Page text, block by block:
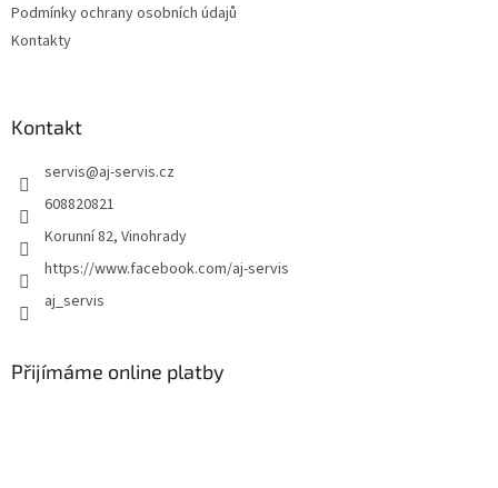
Podmínky ochrany osobních údajů
Kontakty
Kontakt
servis@aj-servis.cz
608820821
Korunní 82, Vinohrady
https://www.facebook.com/aj-servis
aj_servis
Přijímáme online platby